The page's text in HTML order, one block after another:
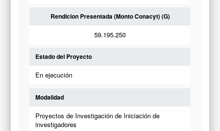
Rendicion Presentada (Monto Conacyt) (G)
59.195.250
Estado del Proyecto
En ejecución
Modalidad
Proyectos de Investigación de Iniciación de
investigadores